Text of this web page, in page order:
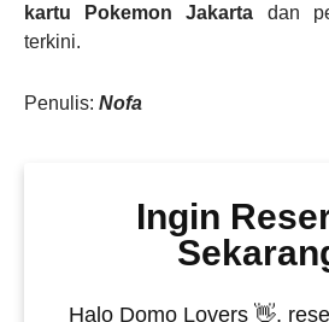
kartu Pokemon Jakarta dan
terkini.
Penulis: Nofa
Ingin
Halo Domo Lovers 👋,